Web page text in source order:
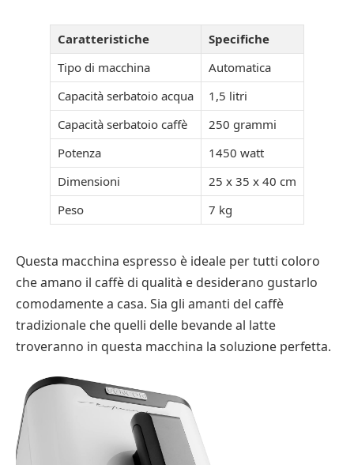
Caratteristiche
Specifiche
Tipo di macchina
Automatica
Capacità serbatoio acqua
1,5 litri
Capacità serbatoio caffè
250 grammi
Potenza
1450 watt
Dimensioni
25 x 35 x 40 cm
Peso
7 kg
Questa macchina espresso è ideale per tutti coloro
che amano il caffè di qualità e desiderano gustarlo
comodamente a casa. Sia gli amanti del caffè
tradizionale che quelli delle bevande al latte
troveranno in questa macchina la soluzione perfetta.